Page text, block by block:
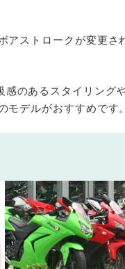
アストロークが変更さ
のあるスタイリング
モデルがおすすめです。